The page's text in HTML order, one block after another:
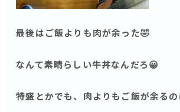
最後はご飯よりも肉が余った🤣
なんて素晴らしい牛丼なんだろ😀
特盛とかでも、肉よりもご飯が余るの